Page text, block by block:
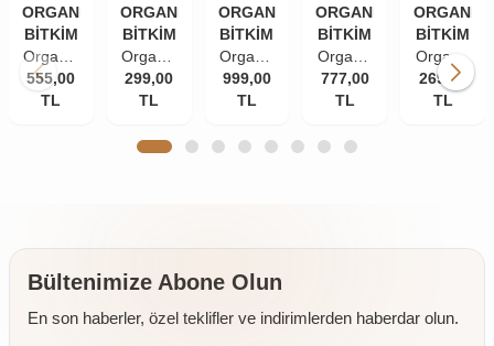
ORGANİK
BİTKİM
Organik
Bitkim
Kabak
555,00
TL
ORGANİK
BİTKİM
Organik
Bitkim
Kabak
İçi Çiğ
299,00
TL
ORGANİK
BİTKİM
Organik
Bitkim
Çiğ
İçi 1000
999,00
TL
ORGANİK
BİTKİM
Organik
Bitkim
Kudüs
İri Boy
777,00
TL
ORGANİK
BİTKİM
Organik
Bitkim
Kuşburnu
269,00
TL
Bültenimize Abone Olun
En son haberler, özel teklifler ve indirimlerden haberdar olun.